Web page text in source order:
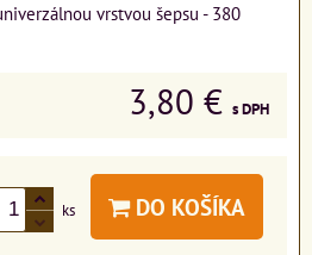
vrstvou šepsu - 380
3,80 € s DPH
ks DO KOŠÍKA